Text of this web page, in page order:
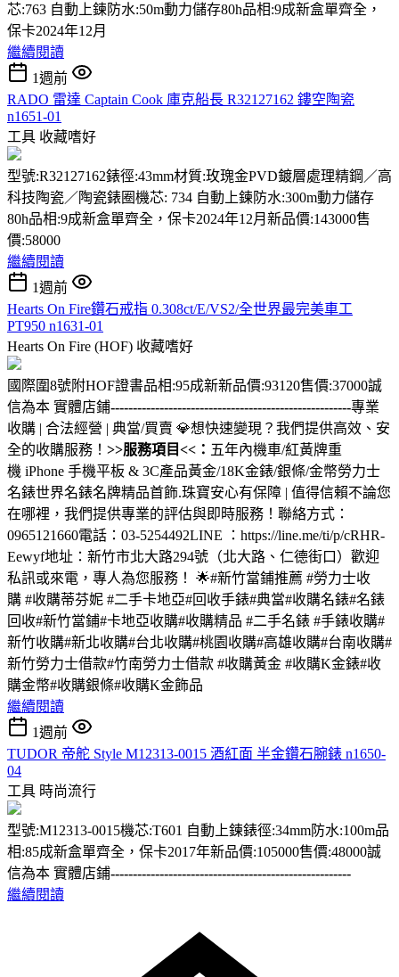
芯:763 自動上鍊防水:50m動力儲存80h品相:9成新盒單齊全，
保卡2024年12月
繼續閱讀
1週前
RADO 雷達 Captain Cook 庫克船長 R32127162 鏤空陶瓷
n1651-01
工具 收藏嗜好
型號:R32127162錶徑:43mm材質:玫瑰金PVD鍍層處理精鋼／高
科技陶瓷／陶瓷錶圈機芯: 734 自動上鍊防水:300m動力儲存
80h品相:9成新盒單齊全，保卡2024年12月新品價:143000售
價:58000
繼續閱讀
1週前
Hearts On Fire鑽石戒指 0.308ct/E/VS2/全世界最完美車工
PT950 n1631-01
Hearts On Fire (HOF) 收藏嗜好
國際圍8號附HOF證書品相:95成新新品價:93120售價:37000誠
信為本 實體店鋪------------------------------------------------------專業
收購 | 合法經營 | 典當/買賣 💎想快速變現？我們提供高效、安
全的收購服務！ >>服務項目<<： 五年內機車/紅黃牌重
機 iPhone 手機平板 & 3C產品黃金/18K金錶/銀條/金幣勞力士
名錶世界名錶名牌精品首飾.珠寶安心有保障 | 值得信賴不論您
在哪裡，我們提供專業的評估與即時服務！聯絡方式：
0965121660電話：03-5254492LINE ：https://line.me/ti/p/cRHR-
Eewyf地址：新竹市北大路294號（北大路、仁德街口）歡迎
私訊或來電，專人為您服務！ 🌟#新竹當鋪推薦 #勞力士收
購 #收購蒂芬妮 #二手卡地亞#回收手錶#典當#收購名錶#名錶
回收#新竹當鋪#卡地亞收購#收購精品 #二手名錶 #手錶收購#
新竹收購#新北收購#台北收購#桃園收購#高雄收購#台南收購#
新竹勞力士借款#竹南勞力士借款 #收購黃金 #收購K金錶#收
購金幣#收購銀條#收購K金飾品
繼續閱讀
1週前
TUDOR 帝舵 Style M12313-0015 酒紅面 半金鑽石腕錶 n1650-
04
工具 時尚流行
型號:M12313-0015機芯:T601 自動上鍊錶徑:34mm防水:100m品
相:85成新盒單齊全，保卡2017年新品價:105000售價:48000誠
信為本 實體店鋪------------------------------------------------------
繼續閱讀